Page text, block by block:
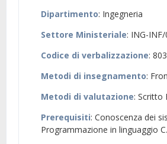
Dipartimento: Ingegneria
Settore Ministeriale: ING-INF/
Codice di verbalizzazione:
Metodi di insegnamento:
Metodi di valutazione: Scritto
Prerequisiti: Conoscenza dei
Programmazione in linguaggio C.